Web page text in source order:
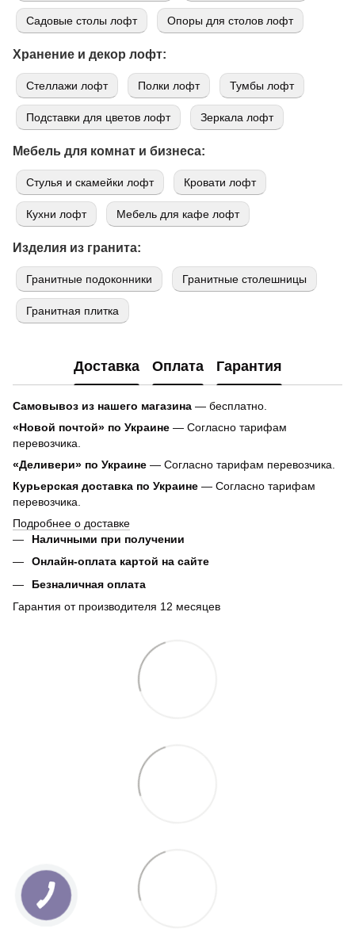
Садовые столы лофт Опоры для столов лофт
Хранение и декор лофт:
Стеллажи лофт Полки лофт Тумбы лофт
Подставки для цветов лофт Зеркала лофт
Мебель для комнат и бизнеса:
Стулья и скамейки лофт Кровати лофт
Кухни лофт Мебель для кафе лофт
Изделия из гранита:
Гранитные подоконники Гранитные столешницы
Гранитная плитка
Доставка Оплата Гарантия
Самовывоз из нашего магазина — бесплатно.
«Новой почтой» по Украине — Согласно тарифам
перевозчика.
«Деливери» по Украине — Согласно тарифам перевозчика.
Курьерская доставка по Украине — Согласно тарифам
перевозчика.
Подробнее о доставке
Наличными при получении
Онлайн-оплата картой на сайте
Безналичная оплата
Гарантия от производителя 12 месяцев